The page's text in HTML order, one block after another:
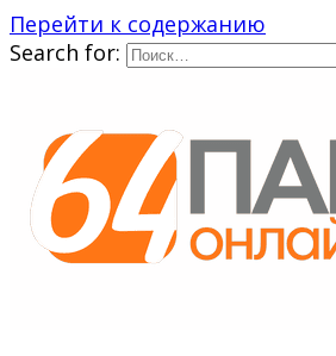
Перейти к содержанию
Search for: